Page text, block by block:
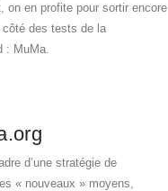
on en profite pour sortir encore
côté des tests de la
: MuMa.
d’une stratégie de
« nouveaux » moyens,